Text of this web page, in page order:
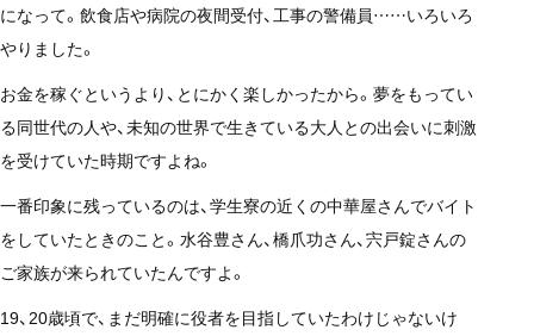
になって。飲食店や病院の夜間受付、工事の警備員……いろいろ
やりました。
お金を稼ぐというより、とにかく楽しかったから。夢をもってい
る同世代の人や、未知の世界で生きている大人との出会いに刺激
を受けていた時期ですよね。
一番印象に残っているのは、学生寮の近くの中華屋さんでバイト
をしていたときのこと。水谷豊さん、橋爪功さん、宍戸錠さんの
ご家族が来られていたんですよ。
19、20歳頃で、まだ明確に役者を目指していたわけじゃないけ